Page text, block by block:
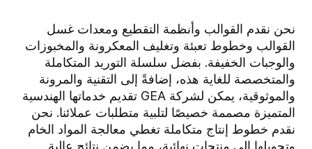
نحن نقدم القوالب وأنظمة التقطيع ومعدات غسل
القوالب وخطوط تعبئة وتغليف المعكرونة والمخبوزات
والوجبات الخفيفة. بفضل سلسلة التوريد المتكاملة
والمتخصصة للغاية هذه، إضافةً إلى التقنية والمرونة
والموثوقية، يمكن لشركة GEA تقديم خدماتها الهندسية
المتميزة مصممة خصيصًا لتلبية متطلبات عملائنا. نحن
نقدم خطوط إنتاج متكاملة تغطي معالجة المواد الخام
وتحويلها إلى منتجات نهائية، مما يضمن نتائج عالية